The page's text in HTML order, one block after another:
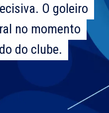
O goleiro
no momento
do clube.
O goleiro
no momento
do clube.